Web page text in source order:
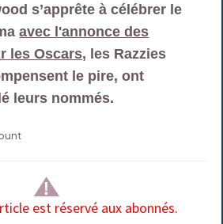
s’apprête à célébrer le
avec l'annonce des
les Oscars, les Razzies
le pire, ont
leurs nommés.
est réservé aux abonnés.